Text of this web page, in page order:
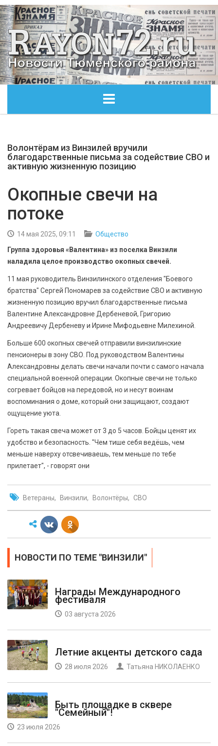
ОБЩЕСТВО
КУЛЬТУРА
СПОРТ
Волонтёрам из Винзилей вручили
благодарственные письма за содействие СВО и
активную жизненную позицию
Окопные свечи на
потоке
14 мая 2025, 09:11
Общество
Группа здоровья «Валентина» из поселка Винзили
наладила целое производство окопных свечей.
11 мая руководитель Винзилинского отделения "Боевого
братства" Сергей Пономарев за содействие СВО и активную
жизненную позицию вручил благодарственные письма
Валентине Александровне Дербеневой, Григорию
Андреевичу Дербеневу и Ирине Мифодьевне Милехиной.
Больше 600 окопных свечей отправили винзилинские
пенсионеры в зону СВО. Под руководством Валентины
Александровны делать свечи начали почти с самого начала
специальной военной операции. Окопные свечи не только
согревает бойцов на передовой, но и несут воинам
воспоминания о доме, который они защищают, создают
ощущение уюта.
Гореть такая свеча может от 3 до 5 часов. Бойцы ценят их
удобство и безопасность. "Чем тише себя ведёшь, чем
меньше наверху отсвечиваешь, тем меньше по тебе
прилетает", - говорят они
Ветераны Винзили Волонтёры СВО
НОВОСТИ ПО ТЕМЕ "ВИНЗИЛИ"
Награды Международного
фестиваля
03 августа 2026
Летние акценты детского сада
28 июля 2026 Татьяна НИКОЛАЕНКО
Быть площадке в сквере
"Семейный"!
23 июля 2026